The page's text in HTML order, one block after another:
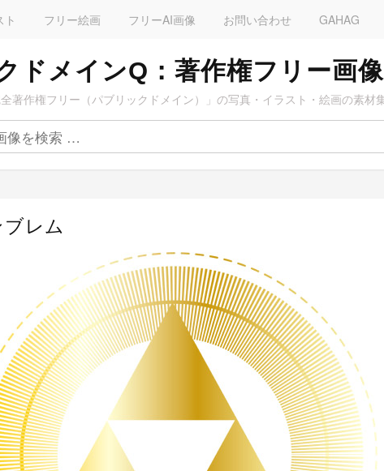
ト フリー絵画 フリーAI画像 お問い合わせ GAHAG
ドメインQ：著作権フリー画
著作権フリー（パブリックドメイン）」の写真・イラスト・絵画の素材
レム